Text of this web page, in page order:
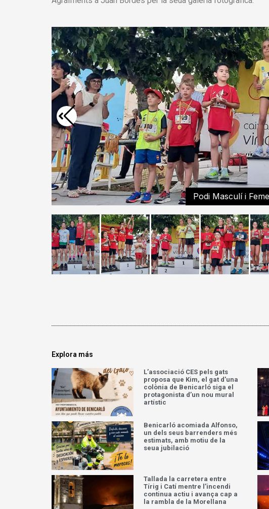
Podi Mascuí i
Explora más
L’associació CES pels gats
proposa que Kim, el gat d’una
colònia de Benicarló siga el
protagonista d’un nou mural
artístic
Benicarló acomiada Alfonso,
un dels seus barrenders més
estimats, amb motiu de la
seua jubilació
Tallada la carretera entre
Tírig i Catí mentre l’incendi
continua actiu i avança cap a
la rambla de la Morellana